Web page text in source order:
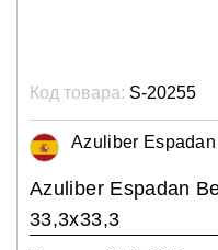
Код товара: S-20255
Azuliber Espadan
Azuliber Espadan
33,3x33,3